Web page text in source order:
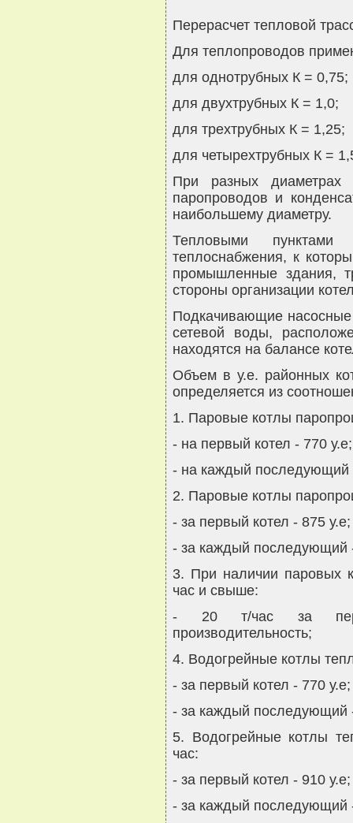
Перерасчет тепловой
Для теплопроводов
для однотрубных К = 0,75;
для двухтрубных К = 1,0;
для трехтрубных К = 1,25;
для четырехтрубных К =
При разных диаметрах
паропроводов и
наибольшему диаметру.
Тепловыми пунктами
теплоснабжения, к
промышленные здания,
стороны организации
Подкачивающие насосные
сетевой воды,
находятся на балансе
Объем в у.е. районных
определяется из
1. Паровые котлы
- на первый котел - 770 у.е;
- на каждый последующий
2. Паровые котлы
- за первый котел - 875 у.е;
- за каждый последующий
3. При наличии паровых
час и свыше:
- 20 т/час за
производительность;
4. Водогрейные котлы
- за первый котел - 770 у.е;
- за каждый последующий
5. Водогрейные котлы
час:
- за первый котел - 910 у.е;
- за каждый последующий